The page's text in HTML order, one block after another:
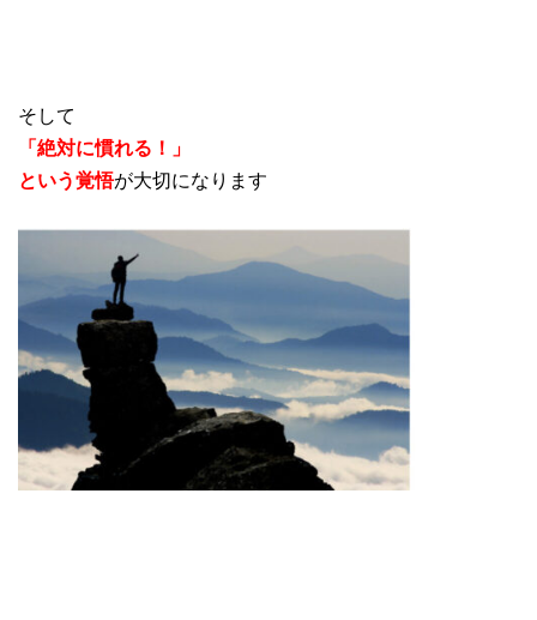
そして
「絶対に慣れる！」
という覚悟が大切になります